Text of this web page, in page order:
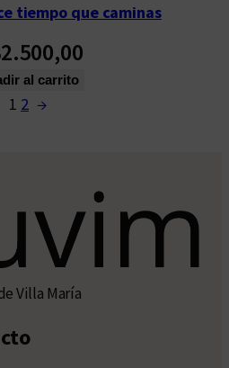
tiempo que caminas
al carrito
1 2 →
Villa María